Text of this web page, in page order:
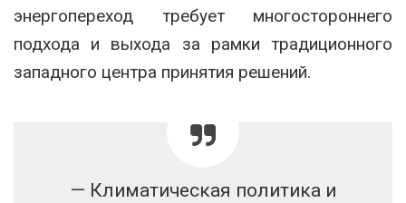
энергопереход требует многостороннего
подхода и выхода за рамки традиционного
западного центра принятия решений.
— Климатическая политика и